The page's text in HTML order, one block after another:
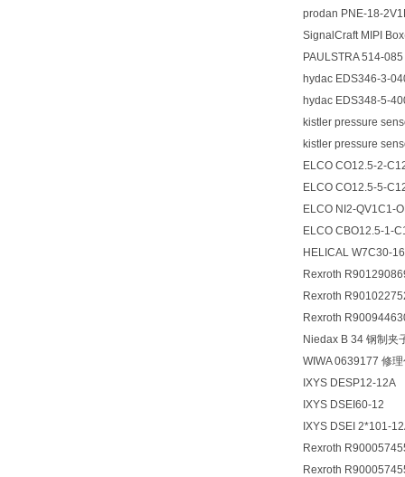
prodan PNE-18-
SignalCraft MIPI
PAULSTRA 514-
hydac EDS346-3-
hydac EDS348-5-
kistler pressure
kistler pressure
ELCO CO12.5-2-
ELCO CO12.5-5-
ELCO NI2-QV1C1-
ELCO CBO12.5-1-
HELICAL W7C30-
Rexroth
Rexroth
Rexroth
Niedax B 34 钢制夹
WIWA 0639177 修
IXYS DESP12-12A
IXYS DSEI60-12
IXYS DSEI 2*101-
Rexroth
Rexroth